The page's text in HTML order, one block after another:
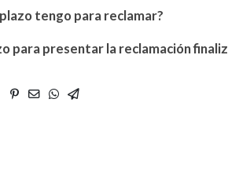
tengo para reclamar?
para presentar la reclamación